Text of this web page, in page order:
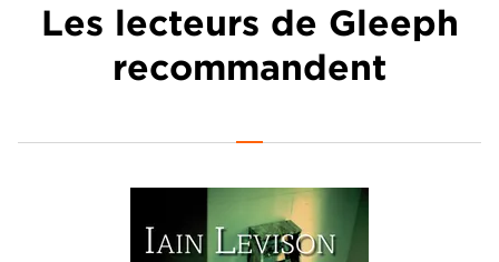
Les lecteurs de Gleeph
recommandent